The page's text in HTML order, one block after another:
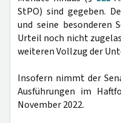
StPO) sind gegeben.
und seine besonderen
Urteil noch nicht
weiteren Vollzug der
Insofern nimmt der
Ausführungen im
November 2022.